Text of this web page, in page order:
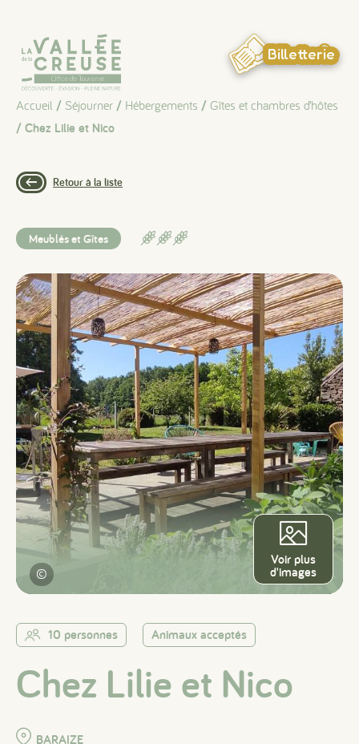
Billetterie
Accueil / Séjourner / Hébergements / Gîtes et chambres d’hôtes
/ Chez Lilie et Nico
Retour à la liste
Meublés et Gîtes
©
Voir plus
d'images
10 personnes Animaux acceptés
Chez Lilie et Nico
BARAIZE